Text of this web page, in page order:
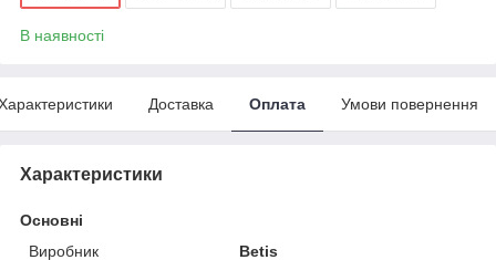
В наявності
Доставка Оплата Умови повернення
Характеристики
Основні
Виробник
Betis